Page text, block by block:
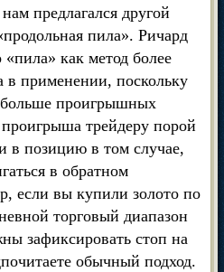
предлагался другой
пила». Ричард
как метод более
применении, поскольку
больше проигрышных
трейдеру порой
в позицию в том случае,
в обратном
если вы купили золото по
торговый диапазон
зафиксировать стоп на
обычный подход.